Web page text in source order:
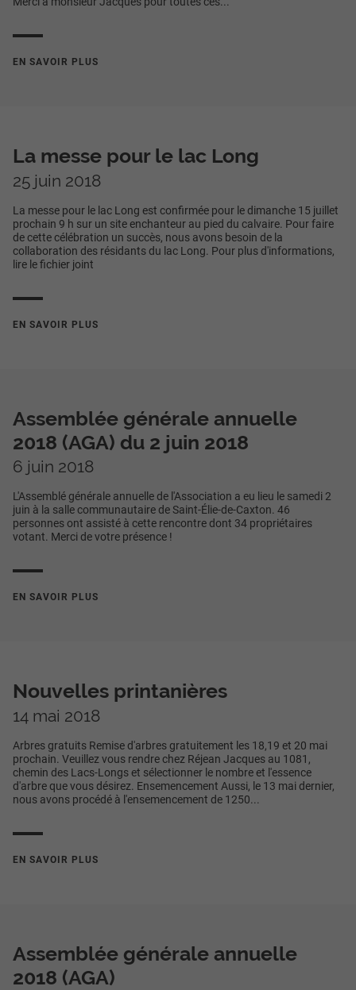
EN SAVOIR PLUS
La messe pour le lac Long
25 juin 2018
La messe pour le lac Long est confirmée pour le dimanche 15 juillet
prochain 9 h sur un site enchanteur au pied du calvaire. Pour faire
de cette célébration un succès, nous avons besoin de la
collaboration des résidants du lac Long. Pour plus d'informations,
lire le fichier joint
EN SAVOIR PLUS
Assemblée générale annuelle
2018 (AGA) du 2 juin 2018
6 juin 2018
L'Assemblé générale annuelle de l'Association a eu lieu le samedi 2
juin à la salle communautaire de Saint-Élie-de-Caxton. 46
personnes ont assisté à cette rencontre dont 34 propriétaires
votant. Merci de votre présence !
EN SAVOIR PLUS
Nouvelles printanières
14 mai 2018
Arbres gratuits Remise d'arbres gratuitement les 18,19 et 20 mai
prochain. Veuillez vous rendre chez Réjean Jacques au 1081,
chemin des Lacs-Longs et sélectionner le nombre et l'essence
d'arbre que vous désirez. Ensemencement Aussi, le 13 mai dernier,
nous avons procédé à l'ensemencement de 1250...
EN SAVOIR PLUS
Assemblée générale annuelle
2018 (AGA)